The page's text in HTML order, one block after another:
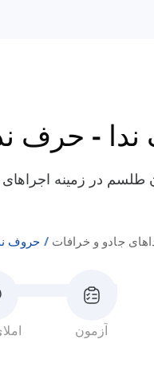
- حرف
طلسم در زمینه
حروف جادو و خرافات
آزمون